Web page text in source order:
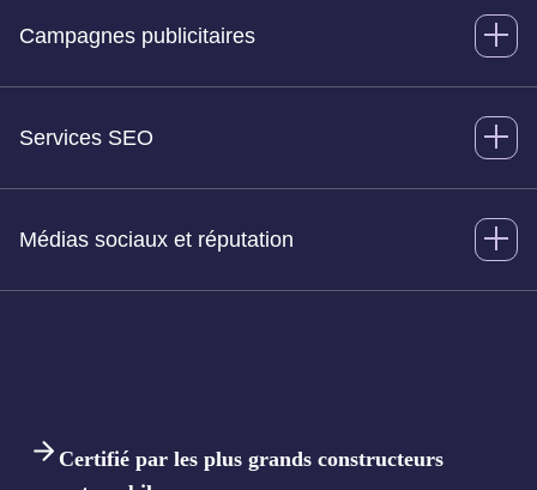
Campagnes publicitaires
Services SEO
Médias sociaux et réputation
Certifié par les plus grands constructeurs